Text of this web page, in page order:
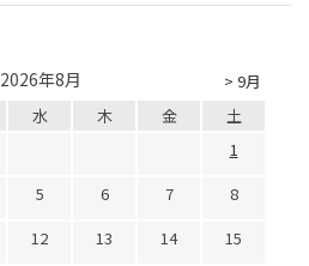
> 9月
2026年8月
水 木 金
土
1
5 6 7
8
12 13 14
15